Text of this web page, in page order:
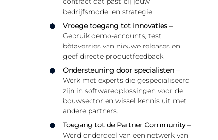
bedrijfsmodel en strategie.
Vroege toegang tot innovaties –
Gebruik demo-accounts, test
bètaversies van nieuwe releases en
geef directe productfeedback.
Ondersteuning door specialisten –
Werk met experts die gespecialiseerd
zijn in softwareoplossingen voor de
bouwsector en wissel kennis uit met
andere partners.
Toegang tot de Partner Community–
Word onderdeel van een netwerk van